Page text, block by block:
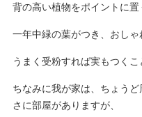
背の高い植物をポイントに
一年中緑の葉がつき、おしゃ
うまく受粉すれば実もつくこ
ちなみに我が家は、ちょう
さに部屋がありますが、